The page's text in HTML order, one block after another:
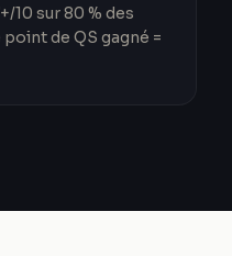
10 sur 80 % des
de QS gagné =